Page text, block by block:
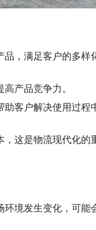
品，满足客户的多样
产品竞争力。
助客户解决使用过程
，这是物流现代化的
环境发生变化，可能